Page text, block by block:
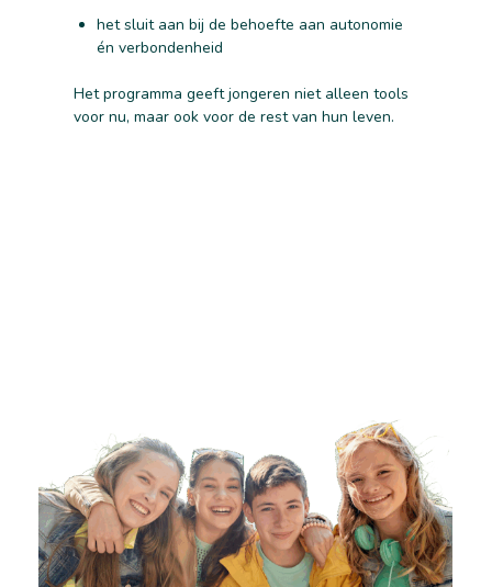
het sluit aan bij de behoefte aan autonomie
én verbondenheid
Het programma geeft jongeren niet alleen tools
voor nu, maar ook voor de rest van hun leven.